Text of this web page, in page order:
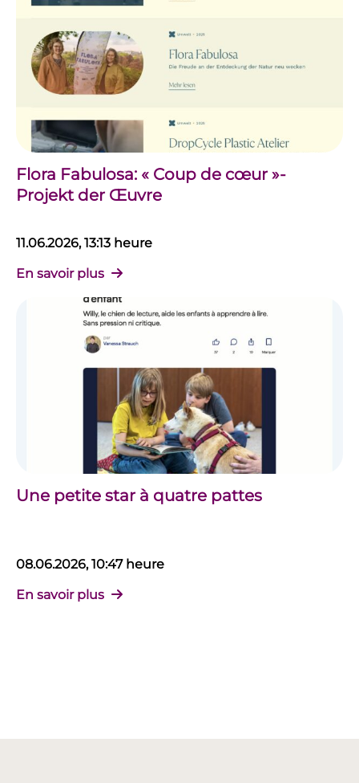
Flora Fabulosa: « Coup de cœur »-
Projekt der Œuvre
11.06.2026, 13:13 heure
En savoir plus
Une petite star à quatre pattes
08.06.2026, 10:47 heure
En savoir plus